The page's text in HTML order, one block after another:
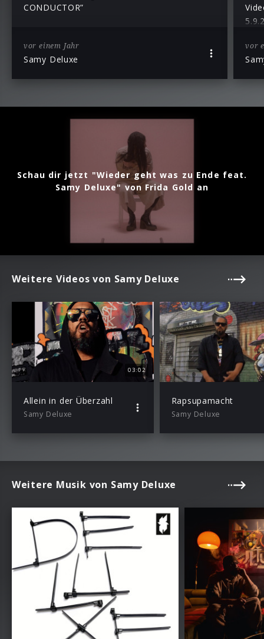
CONDUCTOR”
vor einem Jahr
Samy Deluxe
vor
Schau dir jetzt "Wieder geht was zu Ende feat.
Samy Deluxe" von Frida Gold an
Weitere Videos von Samy Deluxe
03:02
Allein in der Überzahl
Samy Deluxe
Rapsupamacht
Samy Deluxe
Weitere Musik von Samy Deluxe